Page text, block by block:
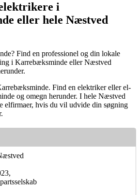
i
eller hele Næstved
Find en professionel og din lokale
i Karrebæksminde eller Næstved
Find en elektriker eller el-
og omegn herunder. I hele Næstved
elfirmaer, hvis du vil udvide din søgning